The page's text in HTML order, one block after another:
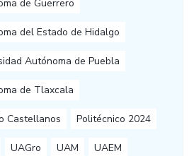
de Guerrero
del Estado de Hidalgo
Autónoma de Puebla
de Tlaxcala
Castellanos Politécnico 2024
UAGro UAM UAEM